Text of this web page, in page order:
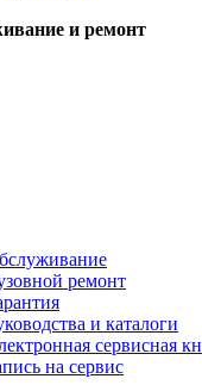
и ремонт
ремонт
и каталоги
сервисная
на сервис